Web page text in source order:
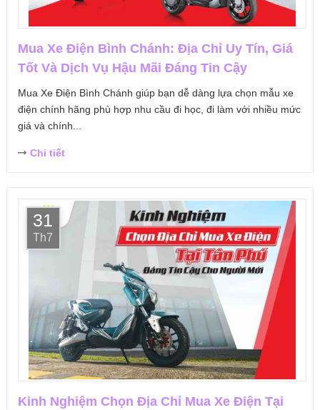
Mua Xe Điện Bình Chánh: Địa Chỉ Uy Tín, Giá
Tốt Và Dịch Vụ Hậu Mãi Đáng Tin Cậy
Mua Xe Điện Bình Chánh giúp bạn dễ dàng lựa chọn mẫu xe
điện chính hãng phù hợp nhu cầu đi học, đi làm với nhiều mức
giá và chính...
Chi tiết
31
Th7
Kinh Nghiệm Chọn Địa Chỉ Mua Xe Điện Tại